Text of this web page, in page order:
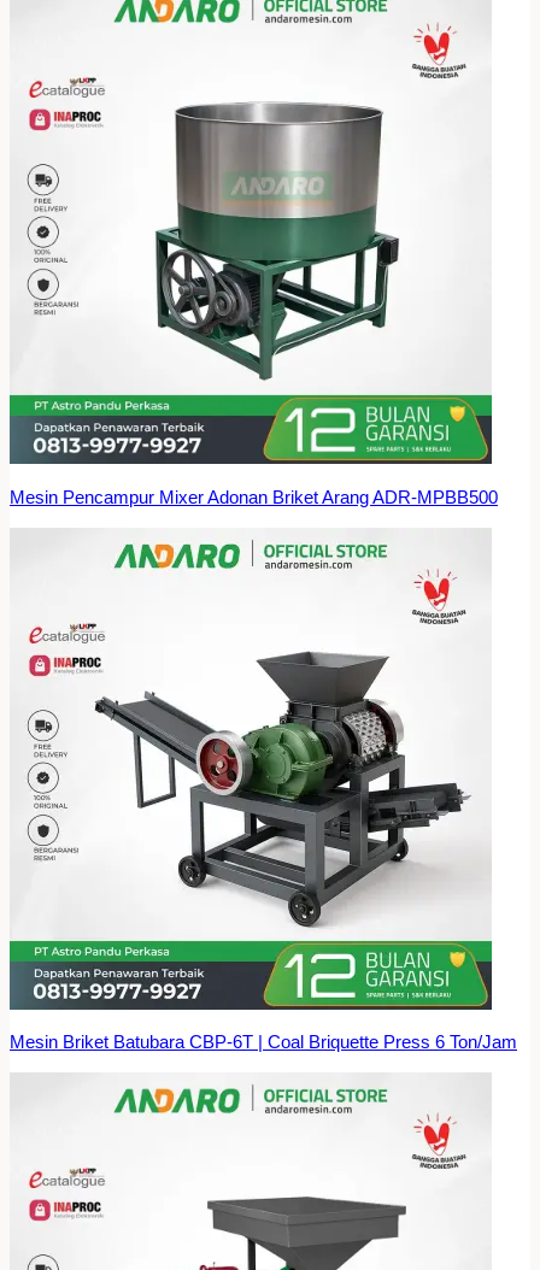
Mesin Pencampur Mixer Adonan Briket Arang ADR-MPBB500
Mesin Briket Batubara CBP-6T | Coal Briquette Press 6 Ton/Jam